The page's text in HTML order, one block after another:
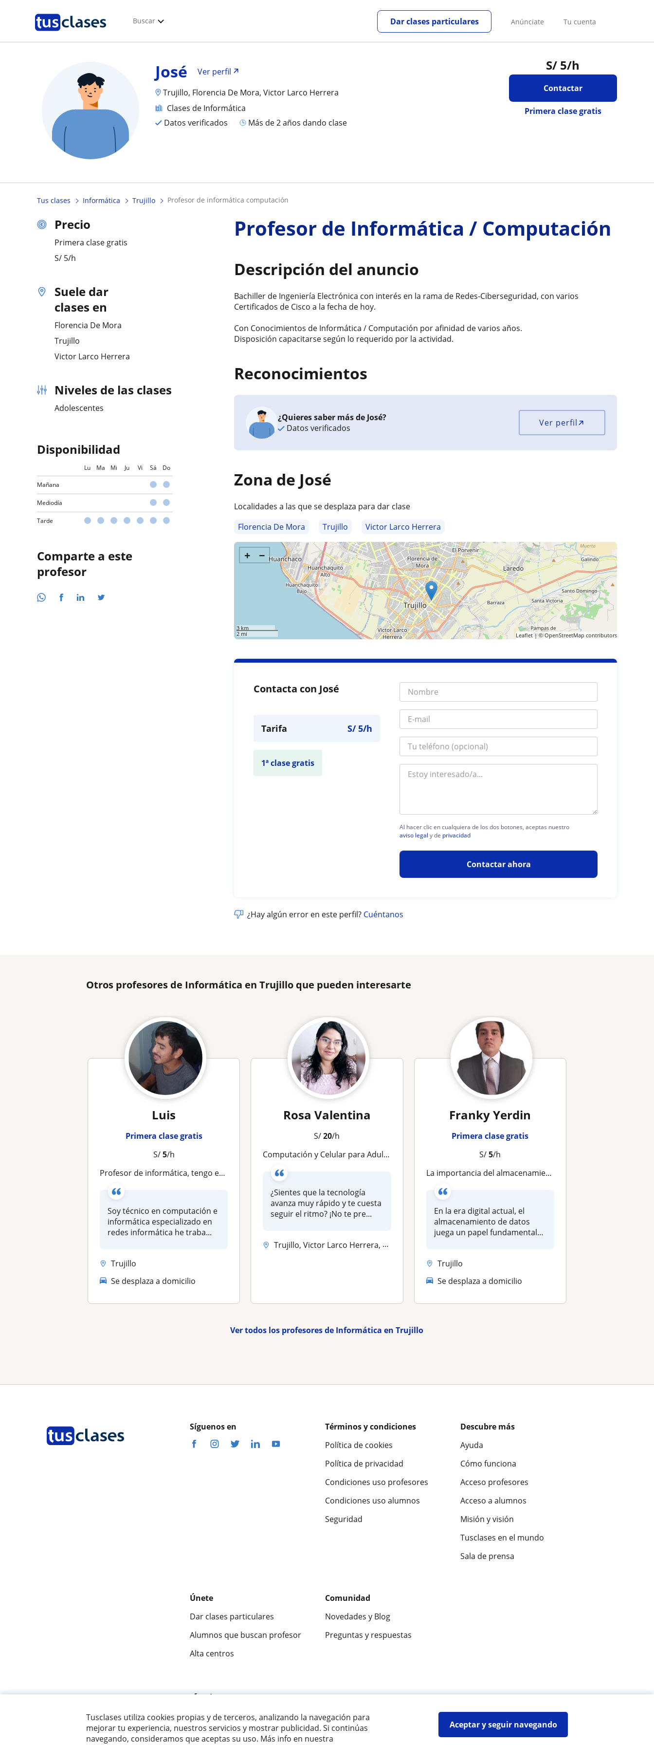
Tusclases utiliza cookies propias y de terceros, analizando la navegación para
mejorar tu experiencia, nuestros servicios y mostrar publicidad. Si continúas
navegando, consideramos que aceptas su uso. Más info en nuestra
Aceptar y seguir navegando
Buscar Anúnciate Tu cuenta
Dar clases particulares
S/ 5/h
Contactar
Primera clase gratis
José
Ver perfil
Trujillo, Florencia De Mora, Victor Larco Herrera
Clases de Informática
Datos verificados
más de 2 años dando clase
Tus clases Informática Trujillo profesor de informática computación
Precio
Primera clase gratis
S/ 5/h
Suele dar
clases en
Florencia De Mora
Trujillo
Victor Larco Herrera
Niveles de las clases
Adolescentes
Disponibilidad
Lu Ma Mi Ju Vi Sá Do
Mañana
Mediodía
Tarde
Comparte a este
profesor
Profesor de Informática / Computación
Descripción del anuncio
Bachiller de Ingeniería Electrónica con interés en la rama de Redes-Ciberseguridad, con varios
Certificados de Cisco a la fecha de hoy.
Con Conocimientos de Informática / Computación por afinidad de varios años.
Disposición capacitarse según lo requerido por la actividad.
Reconocimientos
¿Quieres saber más de José?
Datos verificados
Ver perfil
Zona de José
Localidades a las que se desplaza para dar clase
Florencia De Mora
Trujillo Victor Larco Herrera
+ −
3 km
2 mi
Leaflet| ©OpenStreetMap contributors
Contacta con José
Tarifa S/5/h
1ª clase gratis
Al hacer clic en cualquiera de los dos botones, aceptas nuestro
aviso legal y de privacidad
Contactar ahora
¿Hay algún error en este perfil? Cuéntanos
Otros profesores de Informática en Trujillo que pueden interesarte
Luis
Primera clase gratis
S/5/h
Profesor de informática, tengo estudios en computación e informática técnico e experiencia en tema de redes
Soy técnico en computación e
informática especializado en
redes informática he traba...
Trujillo
Se desplaza a domicilio
Rosa Valentina
S/20/h
Computación y Celular para Adultos Mayores (Paciencia Garantizada) + Talleres de Arte
¿Sientes que la tecnología
avanza muy rápido y te cuesta
seguir el ritmo? ¡No te pre...
Trujillo, Victor Larco Herrera, Huanchaco, Moche
Franky Yerdin
Primera clase gratis
S/5/h
La importancia del almacenamiento en la era digital: Explorando soluciones y desafíos
En la era digital actual, el
almacenamiento de datos
juega un papel fundamental
Trujillo
Se desplaza a domicilio
Ver todos los profesores de Informática en Trujillo
Síguenos en
Términos y condiciones
Política de cookies
Política de privacidad
Condiciones uso profesores
Condiciones uso alumnos
Seguridad
Descubre más
Ayuda
Cómo funciona
Acceso profesores
Acceso a alumnos
Misión y visión
Tusclases en el mundo
Sala de prensa
Únete
Dar clases particulares
Alumnos que buscan profesor
Alta centros
Comunidad
Novedades y Blog
Preguntas y respuestas
Fantástica 9,5/10 ★★★★★
© 2007 - 2026 Tusclases.pe Mapa web:Profesores particulares